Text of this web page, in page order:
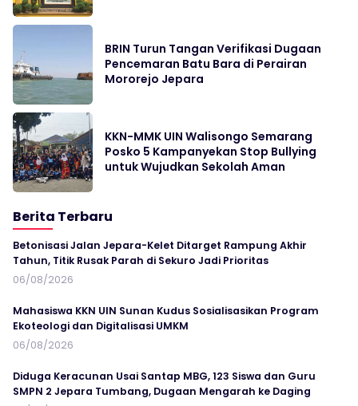
BRIN Turun Tangan Verifikasi Dugaan
Pencemaran Batu Bara di Perairan
Mororejo Jepara
KKN-MMK UIN Walisongo Semarang
Posko 5 Kampanyekan Stop Bullying
untuk Wujudkan Sekolah Aman
Berita Terbaru
Betonisasi Jalan Jepara-Kelet Ditarget Rampung Akhir
Tahun, Titik Rusak Parah di Sekuro Jadi Prioritas
06/08/2026
Mahasiswa KKN UIN Sunan Kudus Sosialisasikan Program
Ekoteologi dan Digitalisasi UMKM
06/08/2026
Diduga Keracunan Usai Santap MBG, 123 Siswa dan Guru
SMPN 2 Jepara Tumbang, Dugaan Mengarah ke Daging